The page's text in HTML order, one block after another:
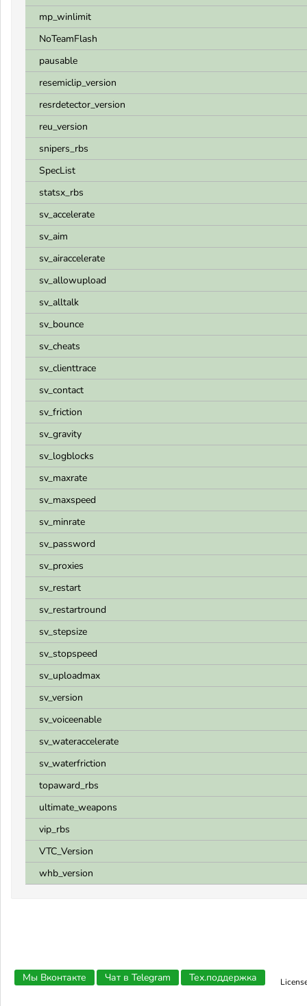
mp_winlimit
NoTeamFlash
pausable
resemiclip_version
resrdetector_version
reu_version
snipers_rbs
SpecList
statsx_rbs
sv_accelerate
sv_aim
sv_airaccelerate
sv_allowupload
sv_alltalk
sv_bounce
sv_cheats
sv_clienttrace
sv_contact
sv_friction
sv_gravity
sv_logblocks
sv_maxrate
sv_maxspeed
sv_minrate
sv_password
sv_proxies
sv_restart
sv_restartround
sv_stepsize
sv_stopspeed
sv_uploadmax
sv_version
sv_voiceenable
sv_wateraccelerate
sv_waterfriction
topaward_rbs
ultimate_weapons
vip_rbs
VTC_Version
whb_version
Мы Вконтакте Чат в Telegram Тех.поддержка